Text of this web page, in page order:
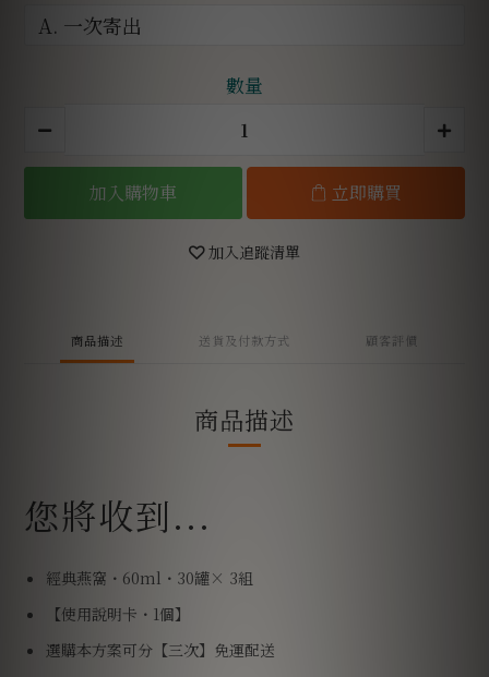
數量
加入購物車 立即購買
加入追蹤清單
商品描述 送貨及付款方式 顧客評價
商品描述
您將收到...
經典燕窩・60ml・30罐× 3組
【使用說明卡・1個】
選購本方案可分【三次】免運配送